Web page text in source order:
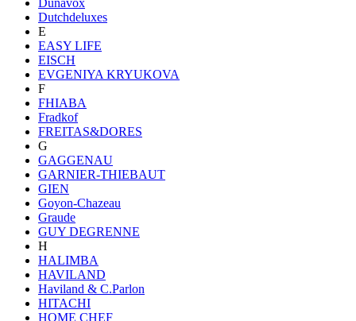
Dutchdeluxes
E
EASY LIFE
EISCH
EVGENIYA KRYUKOVA
F
FHIABA
Fradkof
FREITAS&DORES
G
GAGGENAU
GARNIER-THIEBAUT
GIEN
Goyon-Chazeau
Graude
GUY DEGRENNE
H
HALIMBA
HAVILAND
Haviland & C.Parlon
HITACHI
HOME CHEF